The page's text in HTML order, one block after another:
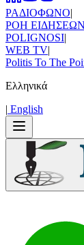
ΡΑΔΙΟΦΩΝΟ|
ΡΟΗ ΕΙΔΗΣΕΩΝ
POLIGNOSI|
WEB TV|
Politis To The
Ελληνικά
| Εnglish